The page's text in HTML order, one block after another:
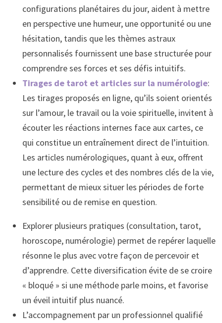
configurations planétaires du jour, aident à mettre
en perspective une humeur, une opportunité ou une
hésitation, tandis que les thèmes astraux
personnalisés fournissent une base structurée pour
comprendre ses forces et ses défis intuitifs.
Tirages de tarot et articles sur la numérologie:
Les tirages proposés en ligne, qu’ils soient orientés
sur l’amour, le travail ou la voie spirituelle, invitent à
écouter les réactions internes face aux cartes, ce
qui constitue un entraînement direct de l’intuition.
Les articles numérologiques, quant à eux, offrent
une lecture des cycles et des nombres clés de la vie,
permettant de mieux situer les périodes de forte
sensibilité ou de remise en question.
Explorer plusieurs pratiques (consultation, tarot,
horoscope, numérologie) permet de repérer laquelle
résonne le plus avec votre façon de percevoir et
d’apprendre. Cette diversification évite de se croire
« bloqué » si une méthode parle moins, et favorise
un éveil intuitif plus nuancé.
L’accompagnement par un professionnel qualifié